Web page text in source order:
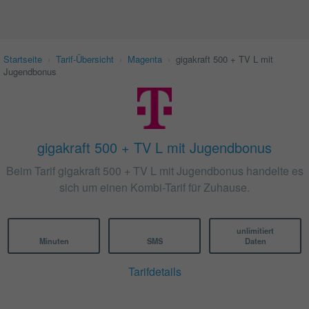
Startseite Tarif-Übersicht Magenta
gigakraft 500 + TV L mit
Jugendbonus
gigakraft 500 + TV L mit Jugendbonus
Beim Tarif gigakraft 500 + TV L mit Jugendbonus handelte es
sich um einen Kombi-Tarif für Zuhause.
Minuten SMS
unlimitiert
Daten
Tarifdetails